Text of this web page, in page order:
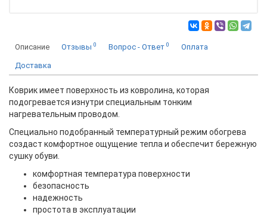
Описание Отзывы 0 Вопрос - Ответ 0 Оплата
Доставка
Коврик имеет поверхность из ковролина, которая
подогревается изнутри специальным тонким
нагревательным проводом.
Специально подобранный температурный режим обогрева
создаст комфортное ощущение тепла и обеспечит бережную
сушку обуви.
комфортная температура поверхности
безопасность
надежность
простота в эксплуатации